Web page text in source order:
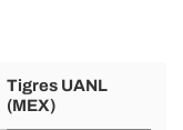
Tigres UANL
(MEX)